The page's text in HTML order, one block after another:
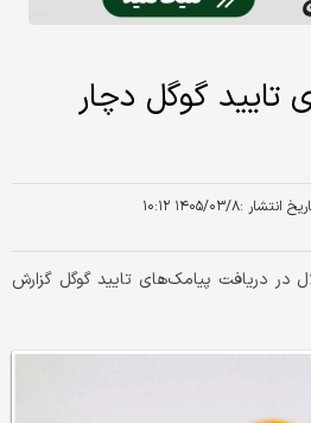
تایید گوگل دچار
انتشار :۱۴۰۵/۰۳/۸ ۱۰:۱۲
در دریافت پیامک‌های تایید گوگل گزارش